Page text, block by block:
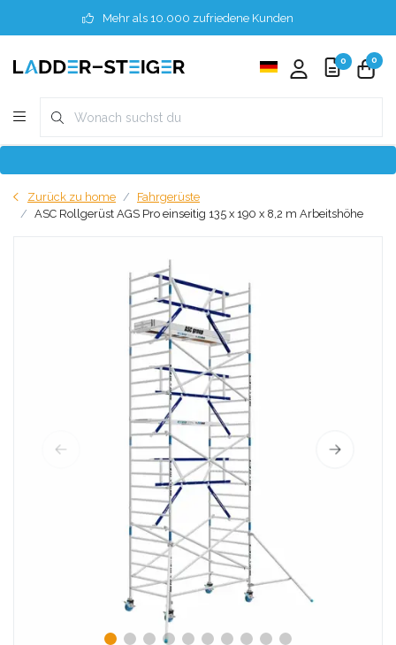
Mehr als 10.000 zufriedene Kunden
0 0
Zurück zu home
Fahrgerüste
ASC Rollgerüst AGS Pro einseitig 135 x 190 x 8,2 m Arbeitshöhe